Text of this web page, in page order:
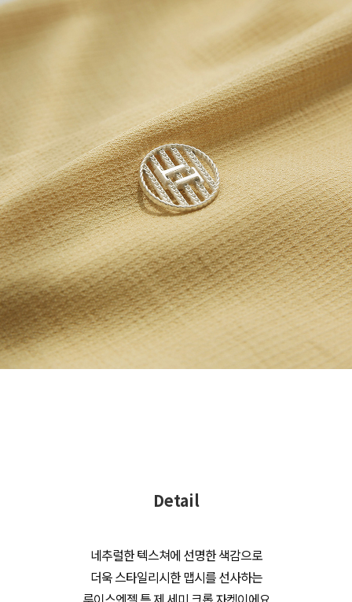
Detail
네추럴한 텍스쳐에 선명한 색감으로
더욱 스타일리시한 맵시를 선사하는